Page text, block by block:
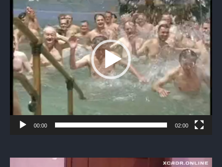
00:00 02:00